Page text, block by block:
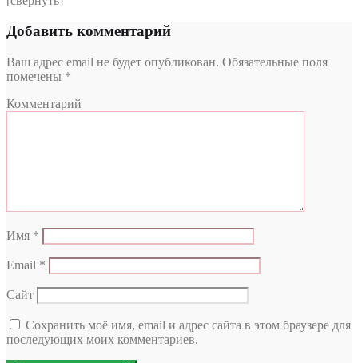
Добавить комментарий
Ваш адрес email не будет опубликован. Обязательные поля
помечены *
Комментарий
Имя *
Email *
Сайт
Сохранить моё имя, email и адрес сайта в этом браузере для
последующих моих комментариев.